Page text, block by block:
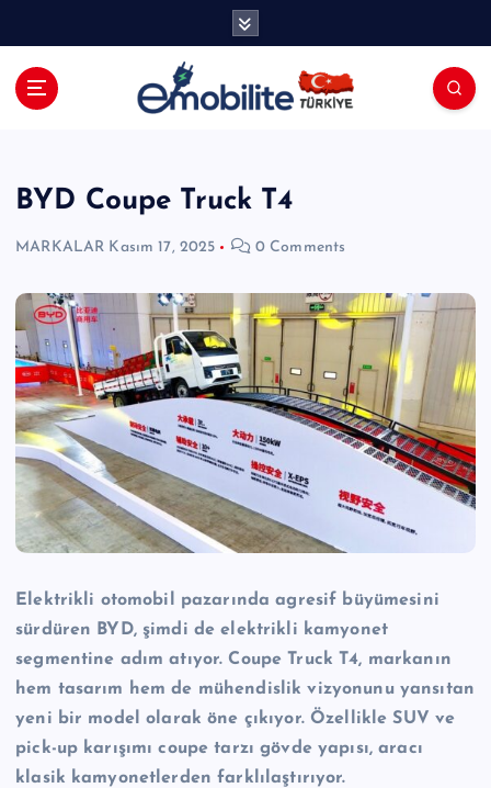
BYD Coupe Truck T4
MARKALAR Kasım 17, 2025 0 Comments
Elektrikli otomobil pazarında agresif büyümesini
sürdüren BYD, şimdi de elektrikli kamyonet
segmentine adım atıyor. Coupe Truck T4, markanın
hem tasarım hem de mühendislik vizyonunu yansıtan
yeni bir model olarak öne çıkıyor. Özellikle SUV ve
pick-up karışımı coupe tarzı gövde yapısı, aracı
klasik kamyonetlerden farklılaştırıyor.